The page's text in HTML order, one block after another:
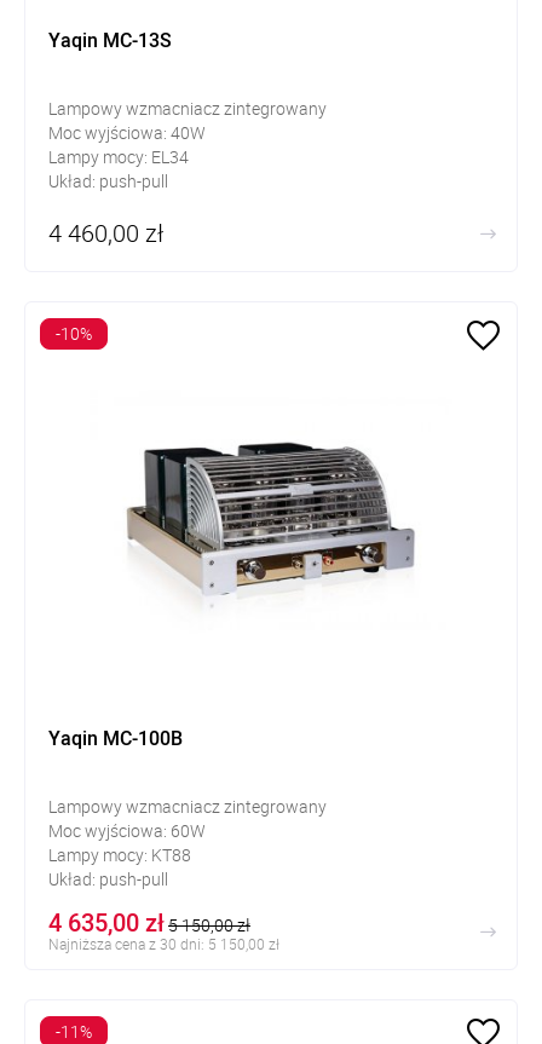
Yaqin MC-13S
Lampowy wzmacniacz zintegrowany
Moc wyjściowa: 40W
Lampy mocy: EL34
Układ: push-pull
4 460,00 zł
Yaqin MC-100B
Lampowy wzmacniacz zintegrowany
Moc wyjściowa: 60W
Lampy mocy: KT88
Układ: push-pull
4 635,00 zł5 150,00 zł
Najniższa cena z 30 dni: 5 150,00 zł
-10%
-11%